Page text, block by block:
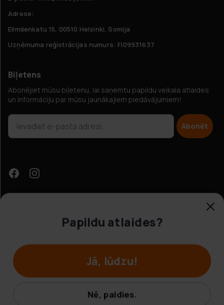
Adrese:
Elimäenkatu 15, 00510 Helsinki, Somija
Uzņēmuma reģistrācijas numurs: FI09931637
Biļetens
Abonējiet mūsu biļetenu, lai saņemtu papildu veikala atlaides
un informāciju par mūsu jaunākajiem piedāvājumiem!
Abonēt
Klientu apkalpošana
© Hobbybox 2025
Noteikumi un nosacījumi
Papildu atlaides?
Jā, lūdzu!
Nē, paldies.